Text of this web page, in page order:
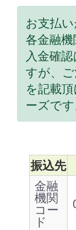
お支払
各金融機
入金確
すが、
を記載
ーズです
振込先
金融
機関
コー
ド